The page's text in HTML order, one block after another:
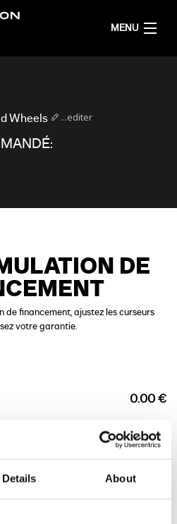
Details About
MENU
DE FINANCEMENT
Wheels ...editer
DE
de financement, ajustez les curseurs
votre garantie.
0.00 €
36 mois